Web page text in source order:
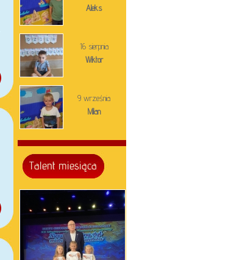
Aleks
16 sierpnia
Wiktor
9 września
Milan